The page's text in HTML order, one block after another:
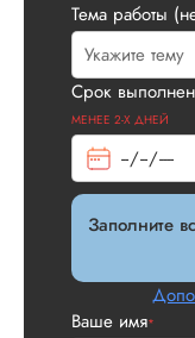
Тема работы
Срок
МЕНЕЕ 2-Х ДНЕЙ
Заполните
Ваше имя*